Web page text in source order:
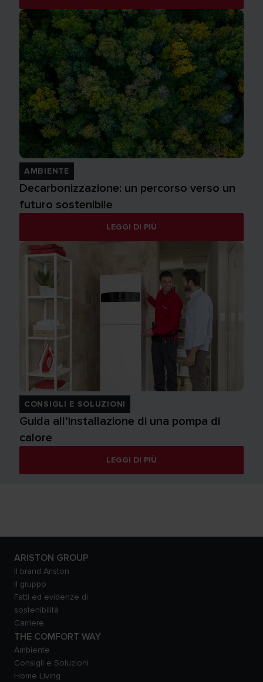
AMBIENTE
Decarbonizzazione: un percorso verso un
futuro sostenibile
LEGGI DI PIÙ
CONSIGLI E SOLUZIONI
Guida all’installazione di una pompa di
calore
LEGGI DI PIÙ
ARISTON GROUP
Il brand Ariston
Il gruppo
Fatti ed evidenze di
sostenibilità
Carriere
THE COMFORT WAY
Ambiente
Consigli e Soluzioni
Home Living